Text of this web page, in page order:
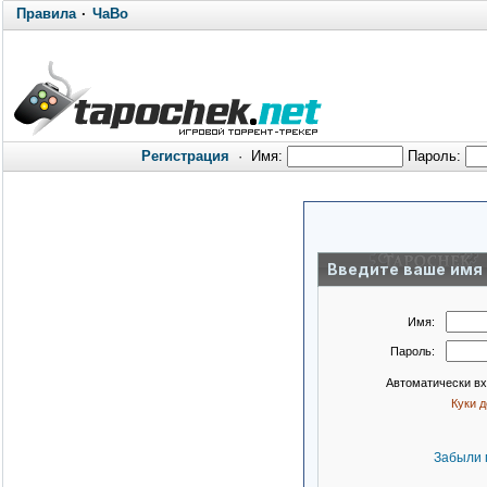
Правила· ЧаВо
Регистрация · Имя: Пароль:
Введите ваше имя
Имя:
Пароль:
Автоматически
Куки
Забыли